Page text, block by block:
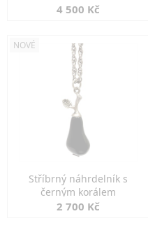
4 500 Kč
NOVÉ
Stříbrný náhrdelník s
černým korálem
2 700 Kč